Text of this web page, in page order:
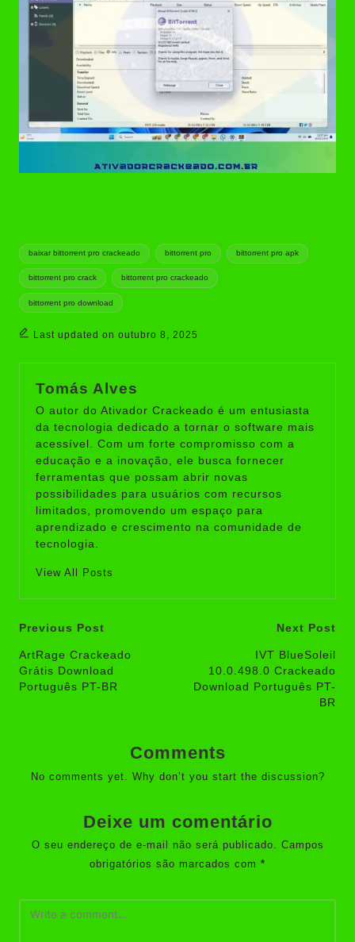
Tags:
baixar bittorrent pro crackeado bittorrent pro bittorrent pro apk
bittorrent pro crack bittorrent pro crackeado
bittorrent pro download
Last updated on outubro 8, 2025
Tomás Alves
O autor do Ativador Crackeado é um entusiasta
da tecnologia dedicado a tornar o software mais
acessível. Com um forte compromisso com a
educação e a inovação, ele busca fornecer
ferramentas que possam abrir novas
possibilidades para usuários com recursos
limitados, promovendo um espaço para
aprendizado e crescimento na comunidade de
tecnologia.
View All Posts
Post
navigation
Previous Post
ArtRage Crackeado
Grátis Download
Português PT-BR
Next Post
IVT BlueSoleil
10.0.498.0 Crackeado
Download Português PT-
BR
Comments
No comments yet. Why don’t you start the discussion?
Deixe um comentário
O seu endereço de e-mail não será publicado. Campos
obrigatórios são marcados com *